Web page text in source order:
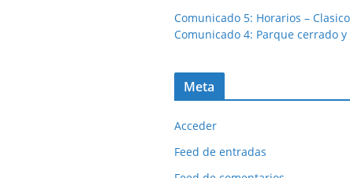
Comunicado 5: Horarios –
Comunicado 4: Parque cerrado
Meta
Acceder
Feed de entradas